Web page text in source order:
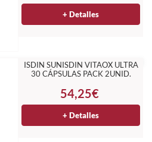
+ Detalles
ISDIN SUNISDIN VITAOX ULTRA
30 CÁPSULAS PACK 2UNID.
54,25€
+ Detalles